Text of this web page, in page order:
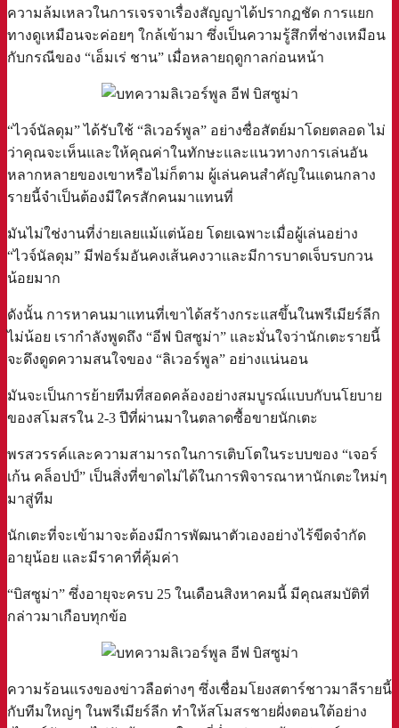
ความล้มเหลวในการเจรจาเรื่องสัญญาได้ปรากฏชัด การแยก
ทางดูเหมือนจะค่อยๆ ใกล้เข้ามา ซึ่งเป็นความรู้สึกที่ช่างเหมือน
กับกรณีของ “เอ็มเร่ ชาน” เมื่อหลายฤดูกาลก่อนหน้า
“ไวจ์นัลดุม” ได้รับใช้ “ลิเวอร์พูล” อย่างซื่อสัตย์มาโดยตลอด ไม่
ว่าคุณจะเห็นและให้คุณค่าในทักษะและแนวทางการเล่นอัน
หลากหลายของเขาหรือไม่ก็ตาม ผู้เล่นคนสำคัญในแดนกลาง
รายนี้จำเป็นต้องมีใครสักคนมาแทนที่
มันไม่ใช่งานที่ง่ายเลยแม้แต่น้อย โดยเฉพาะเมื่อผู้เล่นอย่าง
“ไวจ์นัลดุม” มีฟอร์มอันคงเส้นคงวาและมีการบาดเจ็บรบกวน
น้อยมาก
ดังนั้น การหาคนมาแทนที่เขาได้สร้างกระแสขึ้นในพรีเมียร์ลีก
ไม่น้อย เรากำลังพูดถึง “อีฟ บิสซูม่า” และมั่นใจว่านักเตะรายนี้
จะดึงดูดความสนใจของ “ลิเวอร์พูล” อย่างแน่นอน
มันจะเป็นการย้ายทีมที่สอดคล้องอย่างสมบูรณ์แบบกับนโยบาย
ของสโมสรใน 2-3 ปีที่ผ่านมาในตลาดซื้อขายนักเตะ
พรสวรรค์และความสามารถในการเติบโตในระบบของ “เจอร์
เก้น คล็อปป์” เป็นสิ่งที่ขาดไม่ได้ในการพิจารณาหานักเตะใหม่ๆ
มาสู่ทีม
นักเตะที่จะเข้ามาจะต้องมีการพัฒนาตัวเองอย่างไร้ขีดจำกัด
อายุน้อย และมีราคาที่คุ้มค่า
“บิสซูม่า” ซึ่งอายุจะครบ 25 ในเดือนสิงหาคมนี้ มีคุณสมบัติที่
กล่าวมาเกือบทุกข้อ
ความร้อนแรงของข่าวลือต่างๆ ซึ่งเชื่อมโยงสตาร์ชาวมาลีรายนี้
กับทีมใหญ่ๆ ในพรีเมียร์ลีก ทำให้สโมสรชายฝั่งตอนใต้อย่าง